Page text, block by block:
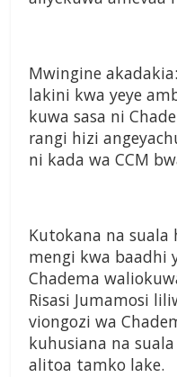
Mwingine
lakini kwa yeye
kuwa sasa ni
rangi hizi
ni kada wa CCM
Kutokana na
mengi kwa baadhi
Chadema
Risasi Jumamosi
viongozi wa
kuhusiana na
alitoa tamko lake.